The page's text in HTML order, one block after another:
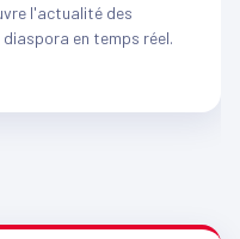
l'actualité des
en temps réel.